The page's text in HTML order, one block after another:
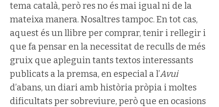
tema català, però res no és mai igual ni de la
mateixa manera. Nosaltres tampoc.En tot cas,
aquest és un llibre per comprar, tenir i rellegir i
que fa pensar en la necessitat de reculls de més
gruix que apleguin tants textos interessants
publicats a la premsa, en especial a l’Avui
d’abans, un diari amb història pròpia i moltes
dificultats per sobreviure, però que en ocasions